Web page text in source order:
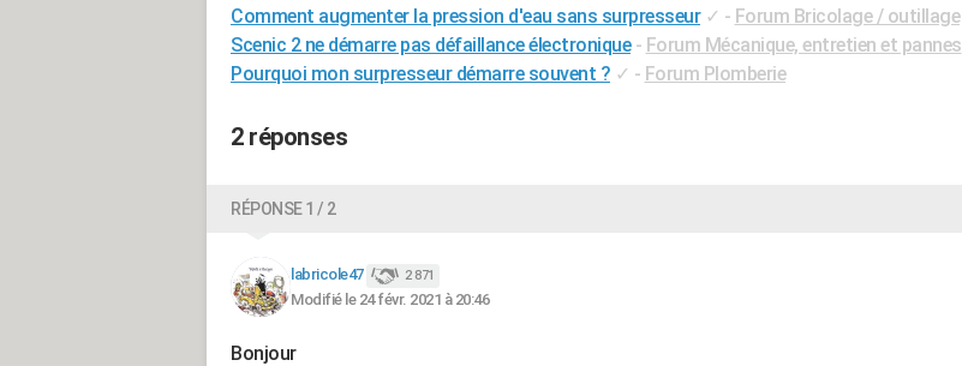
Comment augmenter la pression d'eau sans surpresseur ✓ - Forum Bricolage / outillage
Scenic 2 ne démarre pas défaillance électronique - Forum Mécanique, entretien et pannes
Pourquoi mon surpresseur démarre souvent ? ✓ - Forum Plomberie
2 réponses
RÉPONSE 1 / 2
labricole47 2 871
Modifié le 24 févr. 2021 à 20:46
Bonjour